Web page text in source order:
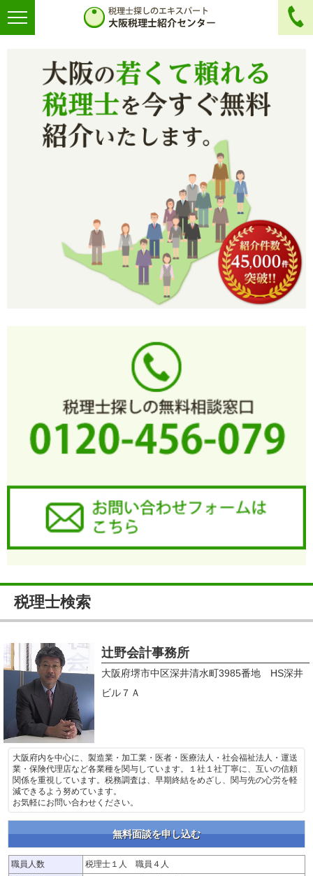
税理士検索
辻野会計事務所
大阪府堺市中区深井清水町3985番地 HS深井
ビル７Ａ
大阪府内を中心に、製造業・加工業・医者・医療法人・社会福祉法人・運送
業・保険代理店など各業種を関与しています。１社１社丁寧に、互いの信頼
関係を重視しています。税務調査は、早期終結をめざし、関与先の心労を軽
減できるよう努めています。
お気軽にお問い合わせください。
無料面談を申し込む
職員人数
税理士１人 職員４人